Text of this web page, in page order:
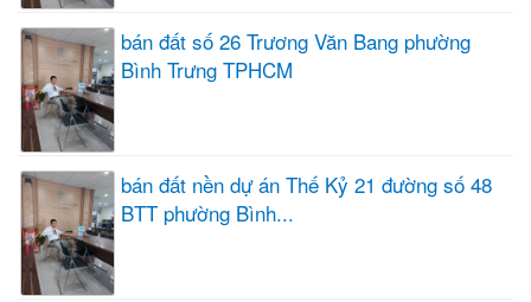
bán đất số 26 Trương Văn Bang phường
Bình Trưng TPHCM
bán đất nền dự án Thế Kỷ 21 đường số 48
BTT phường Bình...